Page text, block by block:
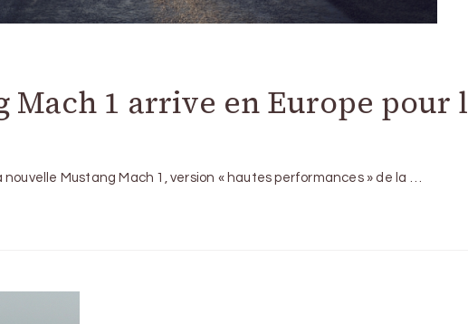
Mach 1 arrive en Europe pour
Mustang Mach 1, version « hautes performances » de la …